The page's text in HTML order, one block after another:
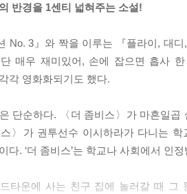
반경을 1센티 넓혀주는 소설!
No. 3』와 짝을 이루는 『플라이, 대
매우 재미있어, 손에 잡으면 흡사
각 영화화되기도 했다.
단순하다. 〈더 좀비스〉가 마흔일
스〉가 권투선수 이시하라가 다니는
다. ‘더 좀비스’는 학교나 사회에서 인
타운에 사는 친구 집에 놀러갈 때 그